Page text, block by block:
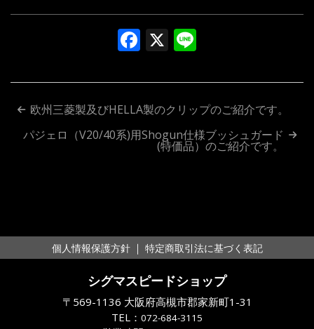
Facebook
X
投
稿
ー
シ
欧州三菱製及びHELLA製のクリップのご紹介です。
パジェロ（V20/40系)用Shogun仕様ブッシュガード
(特価品）のご紹介です。
個人情報保護方針 ｜ 特定商取引法に基づく表記
シグマスピードショップ
〒569-1136 大阪府高槻市郡家新町1-31
TEL： 072-684-3115